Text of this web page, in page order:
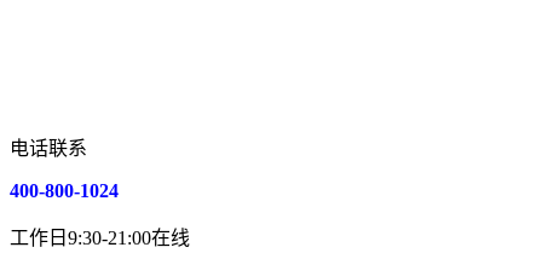
电话联系
400-800-1024
工作日9:30-21:00在线